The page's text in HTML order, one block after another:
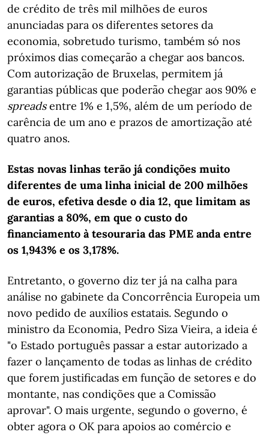
de crédito de três mil milhões de euros
anunciadas para os diferentes setores da
economia, sobretudo turismo, também só nos
próximos dias começarão a chegar aos bancos.
Com autorização de Bruxelas, permitem já
garantias públicas que poderão chegar aos 90% e
spreadsentre 1% e 1,5%, além de um período de
carência de um ano e prazos de amortização até
quatro anos.
Estas novas linhas terão já condições muito
diferentes de uma linha inicial de 200 milhões
de euros, efetiva desde o dia 12, que limitam as
garantias a 80%, em que o custo do
financiamento à tesouraria das PME anda entre
os 1,943% e os 3,178%.
Entretanto, o governo diz ter já na calha para
análise no gabinete da Concorrência Europeia um
novo pedido de auxílios estatais. Segundo o
ministro da Economia, Pedro Siza Vieira, a ideia é
"o Estado português passar a estar autorizado a
fazer o lançamento de todas as linhas de crédito
que forem justificadas em função de setores e do
montante, nas condições que a Comissão
aprovar". O mais urgente, segundo o governo, é
obter agora o OK para apoios ao comércio e